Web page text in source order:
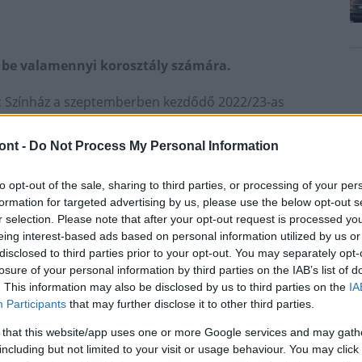
- Do Not Process My Personal Information
opt-out of the sale, sharing to third parties, or processing of your
for targeted advertising by us, please use the below opt-out
selection. Please note that after your opt-out request is processed
interest-based ads based on personal information utilized by us
to third parties prior to your opt-out. You may separately
of your personal information by third parties on the IAB’s list of
This information may also be disclosed by us to third parties on the
Participants that may further disclose it to other third parties.
that this website/app uses one or more Google services and may
but not limited to your visit or usage behaviour. You may
valamennyi korosztály számára.
a szeptemberben kezdődő 2022/23-as
- a részleteket sajtótájékoztatón
négy bemutató lesz. Az évad szeptember
novemberben láthatják a nézők a Hja,
Januárban adják elő A főszereplő című
Szilágyi László: Csókos asszony című operettjét.
össze, megtartva a minőségi szórakoztatás
Slade: Mégegyszer veled, ugyanitt és George
- a kamaraszínpadon mutatnak be.
című parabolája mellett két helyi szerző munkája